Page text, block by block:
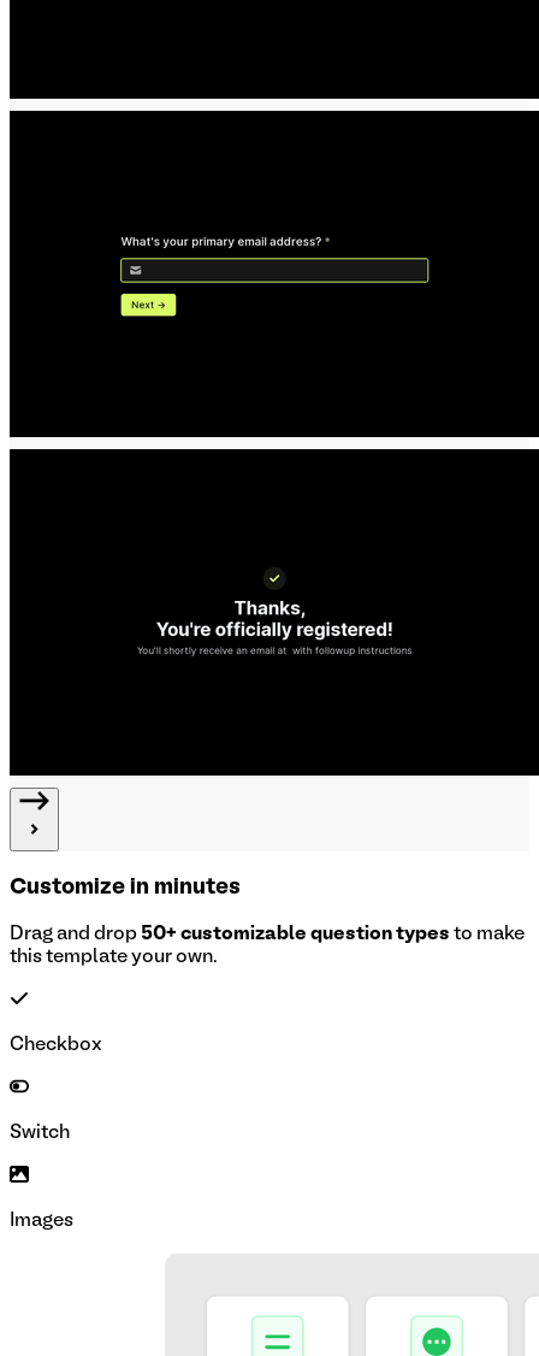
Customize in minutes
Drag and drop 50+ customizable question types to make
this template your own.
Checkbox
Switch
Images